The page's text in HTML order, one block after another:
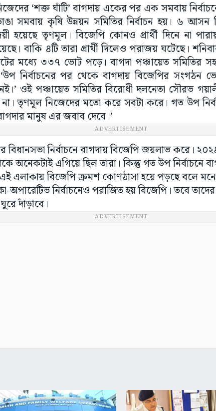
‘শক্ত ঘাঁটি’ বাগদায় একের পর এক সমবায়
সমবায় কৃষি উন্নয়ন সমিতির নির্বাচন হয়। ৬ আসন
হয়েছে তৃণমূল। বিজেপি কোনও প্রার্থী দিনে না
হয়েছে। বাকি ৪টি তারা প্রার্থী দিলেও পরাজয় ঘটেছে।
মধ্যে ৩৩৭ ভোট পড়ে। বাগদা পঞ্চায়েত সমিতির
নির্বাচনের পর থেকে বাগদায় বিজেপির সংগঠন
ওই পঞ্চায়েত সমিতির বিরোধী দলনেতা সৌরভ
না। তৃণমূল নিজেদের মতো করে সবটা করে। গত উপ
মানুষ এর জবাব দেবে।’
ADVERTISEMENT
বিধানসভা নির্বাচনে বাগদায় বিজেপি জয়লাভ করে।
অনেকটাই এগিয়ে ছিল তারা। কিন্তু গত উপ নির্বাচনে
এলাকায় বিজেপি ক্রমশ কোণঠাসা হয়ে পড়ছে বলে
অপারেটিভ নির্বাচনেও পরাজিত হয় বিজেপি। তবে
দাঁড়াবে।
ADVERTISEMENT